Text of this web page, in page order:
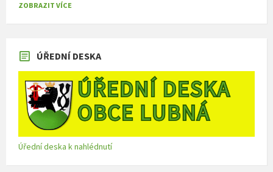
ZOBRAZIT VÍCE
ÚŘEDNÍ DESKA
Úřední deska k nahlédnutí